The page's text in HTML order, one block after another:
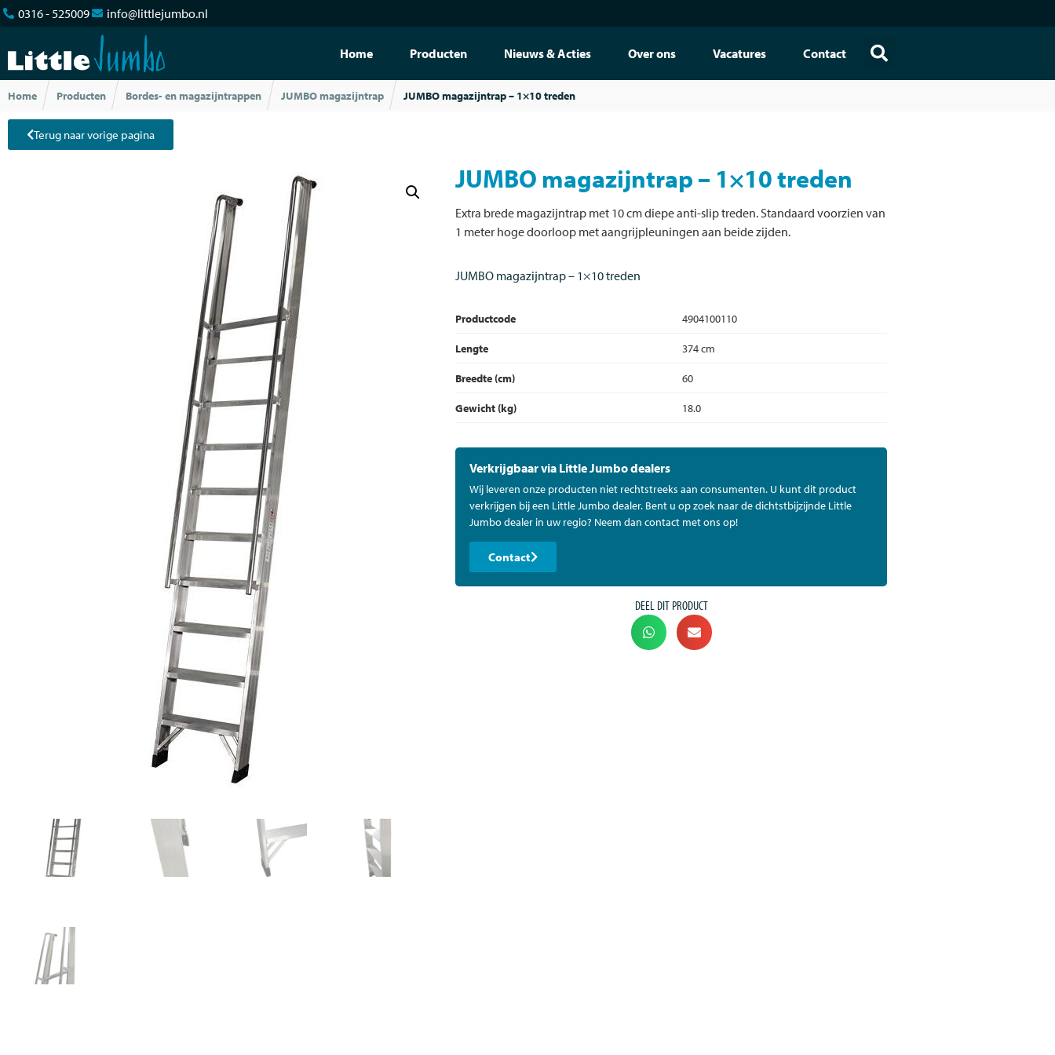
0316 - 525009 info@littlejumbo.nl
Home Producten Nieuws & Acties Over ons Vacatures Contact
Home Producten Bordes- en magazijntrappen JUMBO magazijntrap JUMBO magazijntrap – 1×10 treden
Terug naar vorige pagina
JUMBO magazijntrap – 1×10 treden
Extra brede magazijntrap met 10 cm diepe anti-slip treden. Standaard voorzien van
1 meter hoge doorloop met aangrijpleuningen aan beide zijden.
JUMBO magazijntrap – 1×10 treden
Productcode
4904100110
Lengte
374 cm
Breedte (cm)
60
Gewicht (kg)
18.0
Verkrijgbaar via Little Jumbo dealers
Wij leveren onze producten niet rechtstreeks aan consumenten. U kunt dit product
verkrijgen bij een Little Jumbo dealer. Bent u op zoek naar de dichtstbijzijnde Little
Jumbo dealer in uw regio? Neem dan contact met ons op!
Contact
DEEL DIT PRODUCT